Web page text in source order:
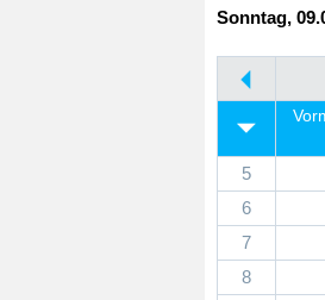
Sonntag,
5
6
7
8